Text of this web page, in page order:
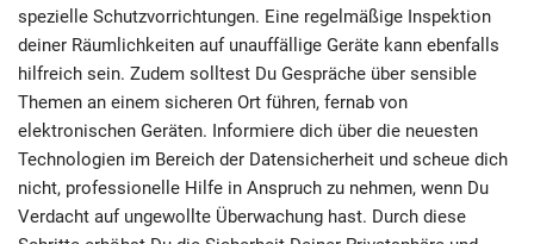
spezielle Schutzvorrichtungen. Eine regelmäßige Inspektion
deiner Räumlichkeiten auf unauffällige Geräte kann ebenfalls
hilfreich sein. Zudem solltest Du Gespräche über sensible
Themen an einem sicheren Ort führen, fernab von
elektronischen Geräten. Informiere dich über die neuesten
Technologien im Bereich der Datensicherheit und scheue dich
nicht, professionelle Hilfe in Anspruch zu nehmen, wenn Du
Verdacht auf ungewollte Überwachung hast. Durch diese